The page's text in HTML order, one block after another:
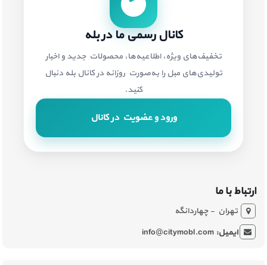
کانال رسمی ما در بله
تخفیف‌های ویژه، اطلاعیه‌ها، محصولات جدید و اخبار
تولیدی‌های مبل را به‌صورت روزانه در کانال بله دنبال
کنید.
ورود و عضویت در کانال
ارتباط با ما
تهران - چهاردانگه
ایمیل:info@citymobl.com